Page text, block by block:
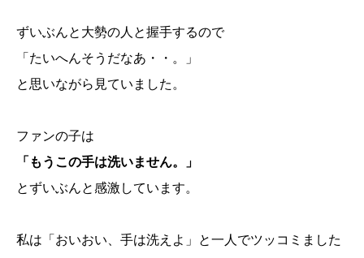
ずいぶんと大勢の人と握手するので
「たいへんそうだなあ・・。」
と思いながら見ていました。
ファンの子は
「もうこの手は洗いません。」
とずいぶんと感激しています。
私は「おいおい、手は洗えよ」と一人でツッコミました